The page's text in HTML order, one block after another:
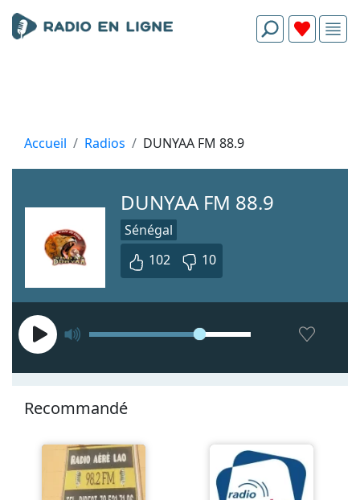
Accueil Radios DUNYAA FM 88.9
DUNYAA FM 88.9
Sénégal
102
10
Recommandé